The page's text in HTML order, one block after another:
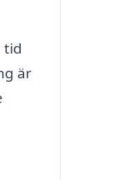
tid
är